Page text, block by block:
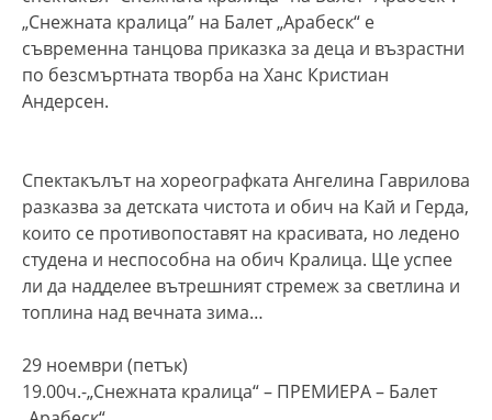
„Снежната кралица” на Балет „Арабеск“ е
съвременна танцова приказка за деца и възрастни
по безсмъртната творба на Ханс Кристиан
Андерсен.
Спектакълът на хореографката Ангелина Гаврилова
разказва за детската чистота и обич на Кай и Герда,
които се противопоставят на красивата, но ледено
студена и неспособна на обич Кралица. Ще успее
ли да надделее вътрешният стремеж за светлина и
топлина над вечната зима…
29 ноември (петък)
19.00ч.-„Снежната кралица“ – ПРЕМИЕРА – Балет